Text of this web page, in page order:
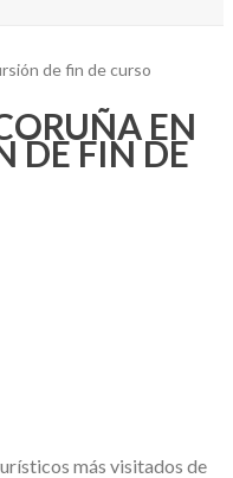
EN
DE FIN DE
más visitados de